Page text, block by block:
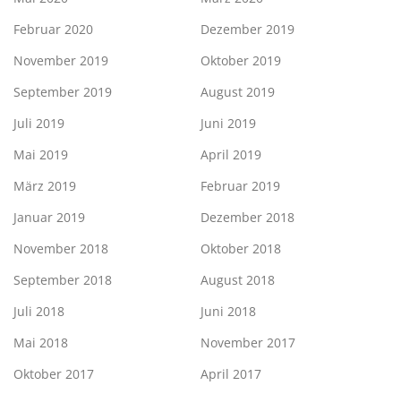
Februar 2020
Dezember 2019
November 2019
Oktober 2019
September 2019
August 2019
Juli 2019
Juni 2019
Mai 2019
April 2019
März 2019
Februar 2019
Januar 2019
Dezember 2018
November 2018
Oktober 2018
September 2018
August 2018
Juli 2018
Juni 2018
Mai 2018
November 2017
Oktober 2017
April 2017